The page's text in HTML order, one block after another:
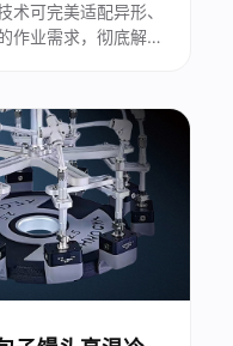
术可完美适配异形、
作业需求，彻底解决
化、场景规模化的关